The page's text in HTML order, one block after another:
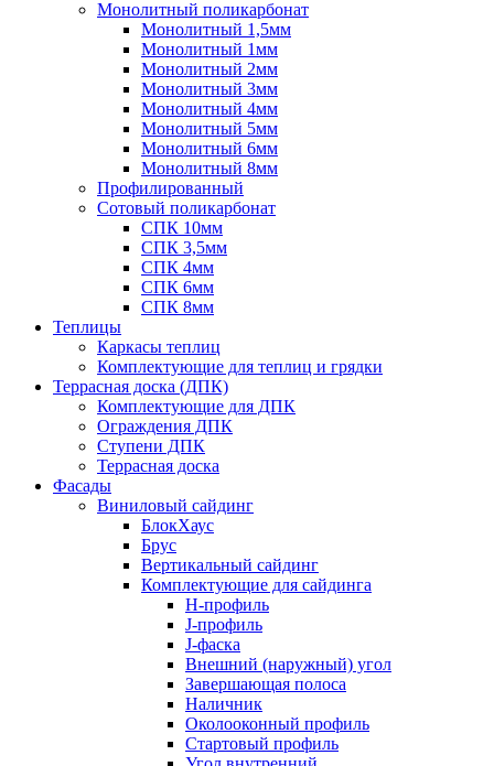
Монолитный поликарбонат
Монолитный 1,5мм
Монолитный 1мм
Монолитный 2мм
Монолитный 3мм
Монолитный 4мм
Монолитный 5мм
Монолитный 6мм
Монолитный 8мм
Профилированный
Сотовый поликарбонат
СПК 10мм
СПК 3,5мм
СПК 4мм
СПК 6мм
СПК 8мм
Теплицы
Каркасы теплиц
Комплектующие для теплиц и грядки
Террасная доска (ДПК)
Комплектующие для ДПК
Ограждения ДПК
Ступени ДПК
Террасная доска
Фасады
Виниловый сайдинг
БлокХаус
Брус
Вертикальный сайдинг
Комплектующие для сайдинга
H-профиль
J-профиль
J-фаска
Внешний (наружный) угол
Завершающая полоса
Наличник
Околооконный профиль
Стартовый профиль